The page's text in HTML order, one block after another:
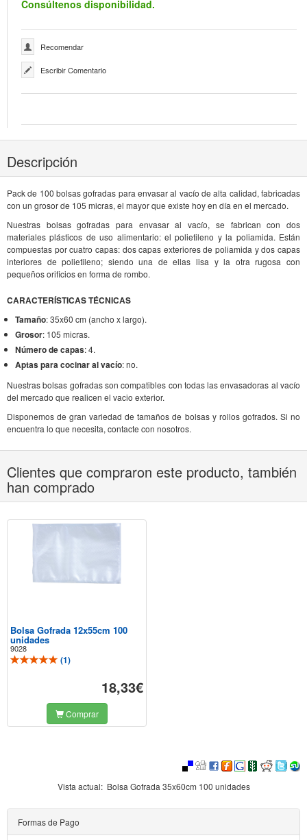
Consúltenos disponibilidad.
Recomendar
Escribir Comentario
Descripción
Pack de 100 bolsas gofradas para envasar al vacío de alta calidad, fabricadas
con un grosor de 105 micras, el mayor que existe hoy en día en el mercado.
Nuestras bolsas gofradas para envasar al vacío, se fabrican con dos
materiales plásticos de uso alimentario: el polietileno y la poliamida. Están
compuestas por cuatro capas: dos capas exteriores de poliamida y dos capas
interiores de polietileno; siendo una de ellas lisa y la otra rugosa con
pequeños orificios en forma de rombo.
CARACTERÍSTICAS TÉCNICAS
Tamaño: 35x60 cm (ancho x largo).
Grosor: 105 micras.
Número de capas: 4.
Aptas para cocinar al vacío: no.
Nuestras bolsas gofradas son compatibles con todas las envasadoras al vacío
del mercado que realicen el vacio exterior.
Disponemos de gran variedad de tamaños de bolsas y rollos gofrados. Si no
encuentra lo que necesita, contacte con nosotros.
Clientes que compraron este producto, también
han comprado
Bolsa Gofrada 12x55cm 100
unidades
9028
(1)
18,33€
Comprar
Vista actual: Bolsa Gofrada 35x60cm 100 unidades
Formas de Pago